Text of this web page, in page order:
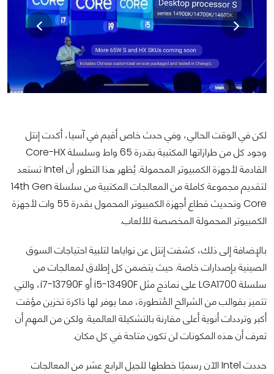
لكن في الوقت الحالي، وفي حدث خاص أقيم في آسيا، أكدت إنتل
وجود كل من طرازاتها المكتبية بقدرة 65 واط وسلسلة Core-HX
القادمة لأجهزة الكمبيوتر المحمولة. يُظهر هذا التطور أن Intel تستعد
لتقديم مجموعة كاملة من المعالجات المكتبية من سلسلة 14th Gen
Core وتحديث قطاع أجهزة الكمبيوتر المحمول بقدرة 55 وات لأجهزة
الكمبيوتر المحمولة المخصصة للألعاب.
بالإضافة إلى ذلك، كشفت إنتل عن نواياها لتلبية احتياجات السوق
الصينية بإصدارات خاصة. حيث يتضمن كل إطلاق لمعالجات من
سلسلة LGA1700 على نماذج مثل i5-13490F أو i7-13790F، والتي
تتميز بقوالب من الشرائح المُتطورة، مما يوفر لها ذاكرة تخزين مؤقت
أكبر وترددات أنوية أعلى مقارنة بالتشكيلة العالمية. ولكن من المهم أن
تعرف أن هذه المكونات لن تكون متاحة في كل مكان.
حددت Intel الآن رسميًا خططها للجيل الرابع عشر من المعالجات